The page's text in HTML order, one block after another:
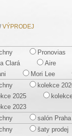
/VÝPRODEJ
Pronovias
Clará
Aire
Mori Lee
kolekce
2025
2023
salón Praha
šaty prodej